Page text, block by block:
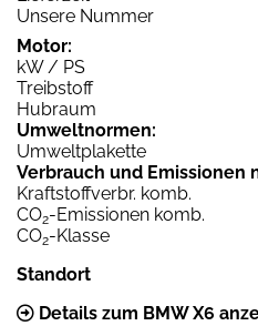
Unsere Nummer
Motor:
kW / PS
Treibstoff
Hubraum
Umweltnormen:
Umweltplakette
Verbrauch und Emissionen
Kraftstoffverbr. komb.
CO2-Emissionen komb.
CO2-Klasse
Standort
Details zum BMW X6